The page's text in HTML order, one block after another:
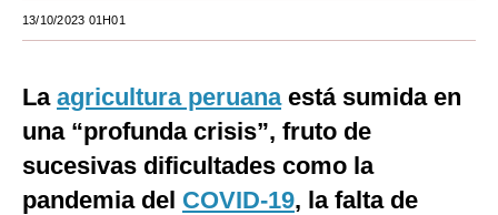
Estilos
México
España
13/10/2023 01H01
La agricultura peruanaestá sumida en
una “profunda crisis”, fruto de
sucesivas dificultades como la
pandemia del COVID-19, la falta de